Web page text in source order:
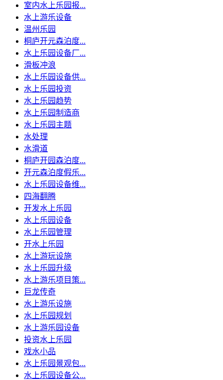
室内水上乐园报...
水上游乐设备
温州乐园
桐庐开元森泊度...
水上乐园设备厂...
滑板冲浪
水上乐园设备供...
水上乐园投资
水上乐园趋势
水上乐园制造商
水上乐园主题
水处理
水滑道
桐庐开园森泊度...
开元森泊度假乐...
水上乐园设备维...
四海翻腾
开发水上乐园
水上乐园设备
水上乐园管理
开水上乐园
水上游玩设施
水上乐园升级
水上游乐项目策...
巨龙传奇
水上游乐设施
水上乐园规划
水上游乐园设备
投资水上乐园
戏水小品
水上乐园景观包...
水上乐园设备公...